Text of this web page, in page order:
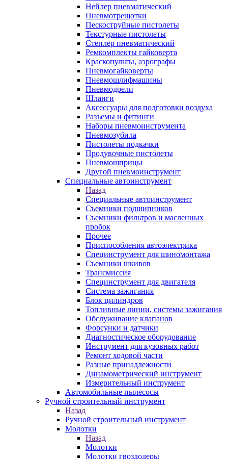
Нейлер пневматический
Пневмотрещотки
Пескоструйные пистолеты
Текстурные пистолеты
Степлер пневматический
Ремкомплекты гайковерта
Краскопульты, аэрографы
Пневмогайковерты
Пневмошлифмашины
Пневмодрели
Шланги
Аксессуары для подготовки воздуха
Разъемы и фитинги
Наборы пневмоинструмента
Пневмозубила
Пистолеты подкачки
Продувочные пистолеты
Пневмошприцы
Другой пневмоинструмент
Специальные автоинструмент
Назад
Специальные автоинструмент
Съемники подшипников
Съемники фильтров и масленных
пробок
Прочее
Приспособления автоэлектрика
Специнструмент для шиномонтажа
Съемники шкивов
Трансмиссия
Специнструмент для двигателя
Система зажигания
Блок цилиндров
Топливные линии, системы зажигания
Обслуживание клапанов
Форсунки и датчики
Диагностическое оборудование
Инструмент для кузовных работ
Ремонт ходовой части
Разные принадлежности
Динамометрический инструмент
Измерительный инструмент
Автомобильные пылесосы
Ручной строительный инструмент
Назад
Ручной строительный инструмент
Молотки
Назад
Молотки
Молотки гвоздодеры